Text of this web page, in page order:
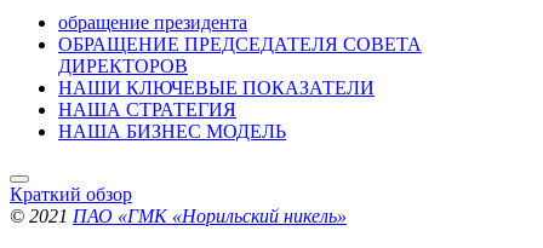
обращение президента
ОБРАЩЕНИЕ ПРЕДСЕДАТЕЛЯ СОВЕТА
ДИРЕКТОРОВ
НАШИ КЛЮЧЕВЫЕ ПОКАЗАТЕЛИ
НАША СТРАТЕГИЯ
НАША БИЗНЕС МОДЕЛЬ
Краткий обзор
© 2021 ПАО «ГМК «Норильский никель»